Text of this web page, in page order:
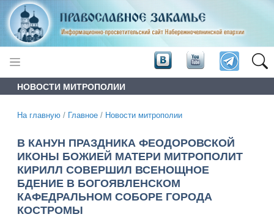
НОВОСТИ МИТРОПОЛИИ
На главную / Главное / Новости митрополии
В КАНУН ПРАЗДНИКА ФЕОДОРОВСКОЙ
ИКОНЫ БОЖИЕЙ МАТЕРИ МИТРОПОЛИТ
КИРИЛЛ СОВЕРШИЛ ВСЕНОЩНОЕ
БДЕНИЕ В БОГОЯВЛЕНСКОМ
КАФЕДРАЛЬНОМ СОБОРЕ ГОРОДА
КОСТРОМЫ